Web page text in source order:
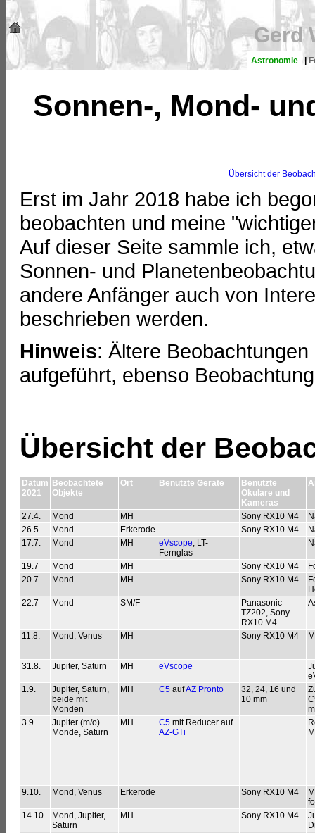
Gerd
Astronomie |
Sonnen-, Mond-
Übersicht der
Erst im Jahr 2018 habe ich
beobachten und meine
Auf dieser Seite sammle ich,
Sonnen- und
andere Anfänger auch von
beschrieben werden.
Hinweis: Ältere
aufgeführt, ebenso
Übersicht der
Datum
2021
Beobachtete
Objekte
Ort Benutzte Geräte
Benutzte
Okulare und
Kameras
27.4. Mond MH Sony RX10 M4
26.5.
Mond Erkerode Sony RX10 M4
17.7.
Mond MH eVscope, LT-
Fernglas
19.7 Mond MH Sony RX10 M4
20.7.
Mond MH Sony RX10 M4
22.7
Mond SM/F
Panasonic
TZ202, Sony
RX10 M4
11.8. Mond, Venus MH Sony RX10 M4
31.8. Jupiter, Saturn MH eVscope
1.9.
Jupiter, Saturn,
beide mit
Monden
MH C5 aufAZ Pronto
32, 24, 16 und
10 mm
3.9.
Jupiter (m/o)
Monde, Saturn
MH C5 mit Reducer auf
AZ-GTi
9.10. Mond, Venus Erkerode Sony RX10 M4
14.10.
Mond, Jupiter,
Saturn
MH Sony RX10 M4